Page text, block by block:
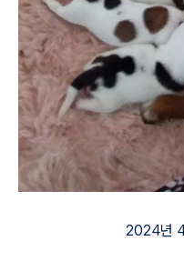
2024년